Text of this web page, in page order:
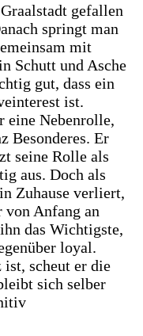
gefallen
springt man
mit
Schutt und Asche
gut, dass ein
ist.
eine Nebenrolle,
Besonderes. Er
seine Rolle als
aus. Doch als
Zuhause verliert,
Anfang an
das Wichtigste,
loyal.
scheut er die
sich selber